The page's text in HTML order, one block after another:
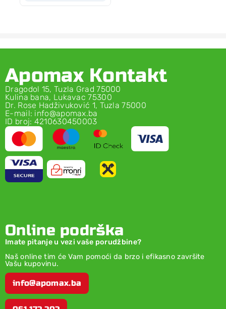
Apomax Kontakt
Dragodol 15, Tuzla Grad 75000
Kulina bana, Lukavac 75300
Dr. Rose Hadživuković 1, Tuzla 75000
E-mail: info@apomax.ba
ID broj: 4210630450003
Online podrška
Imate pitanje u vezi vaše porudžbine?
Naš online tim će Vam pomoći da brzo i efikasno završite
Vašu kupovinu.
info@apomax.ba